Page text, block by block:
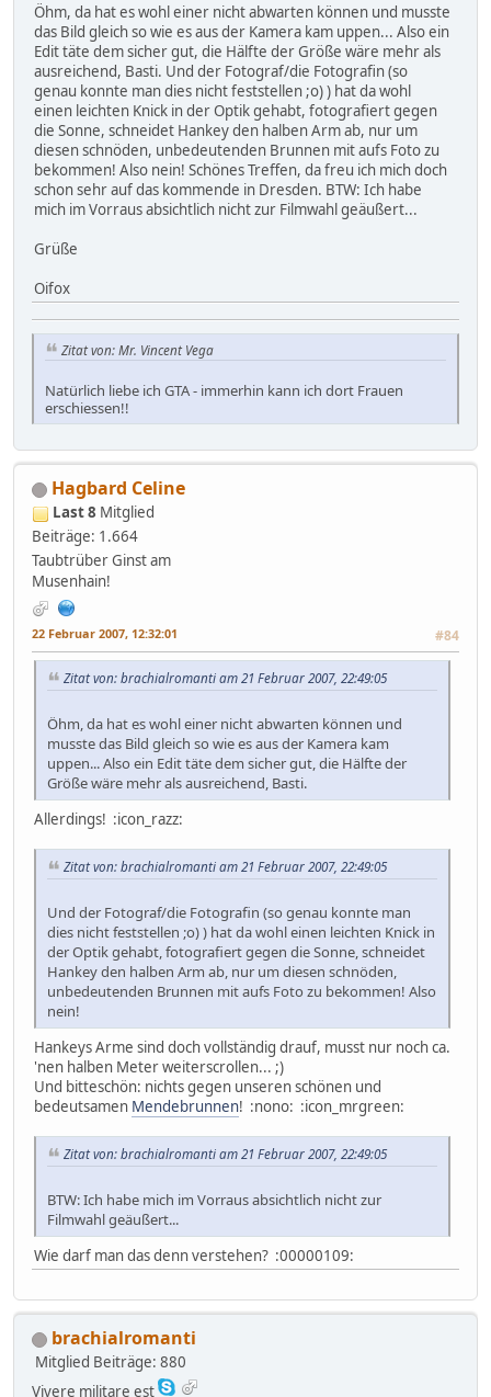
Öhm, da hat es wohl einer nicht abwarten können und musste
das Bild gleich so wie es aus der Kamera kam uppen... Also ein
Edit täte dem sicher gut, die Hälfte der Größe wäre mehr als
ausreichend, Basti. Und der Fotograf/die Fotografin (so
genau konnte man dies nicht feststellen ;o) ) hat da wohl
einen leichten Knick in der Optik gehabt, fotografiert gegen
die Sonne, schneidet Hankey den halben Arm ab, nur um
diesen schnöden, unbedeutenden Brunnen mit aufs Foto zu
bekommen! Also nein! Schönes Treffen, da freu ich mich doch
schon sehr auf das kommende in Dresden. BTW: Ich habe
mich im Vorraus absichtlich nicht zur Filmwahl geäußert...
Grüße
Oifox
Zitat von: Mr. Vincent Vega
Natürlich liebe ich GTA - immerhin kann ich dort Frauen
erschiessen!!
Hagbard Celine
Last 8 Mitglied
Beiträge: 1.664
Taubtrüber Ginst am
Musenhain!
22 Februar 2007, 12:32:01 #84
Zitat von: brachialromanti am 21 Februar 2007, 22:49:05
Öhm, da hat es wohl einer nicht abwarten können und
musste das Bild gleich so wie es aus der Kamera kam
uppen... Also ein Edit täte dem sicher gut, die Hälfte der
Größe wäre mehr als ausreichend, Basti.
Allerdings! :icon_razz:
Zitat von: brachialromanti am 21 Februar 2007, 22:49:05
Und der Fotograf/die Fotografin (so genau konnte man
dies nicht feststellen ;o) ) hat da wohl einen leichten Knick in
der Optik gehabt, fotografiert gegen die Sonne, schneidet
Hankey den halben Arm ab, nur um diesen schnöden,
unbedeutenden Brunnen mit aufs Foto zu bekommen! Also
nein!
Hankeys Arme sind doch vollständig drauf, musst nur noch ca.
'nen halben Meter weiterscrollen... ;)
Und bitteschön: nichts gegen unseren schönen und
bedeutsamen Mendebrunnen! :nono: :icon_mrgreen:
Zitat von: brachialromanti am 21 Februar 2007, 22:49:05
BTW: Ich habe mich im Vorraus absichtlich nicht zur
Filmwahl geäußert...
Wie darf man das denn verstehen? :00000109:
brachialromanti
Mitglied Beiträge: 880
Vivere militare est